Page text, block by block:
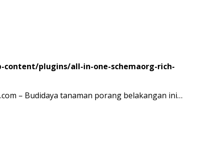
plugins/all-in-one-schemaorg-rich-
– Budidaya tanaman porang belakangan ini…